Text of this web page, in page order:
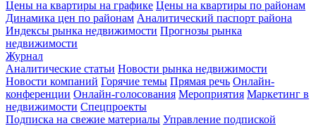
Цены на квартиры на графике Цены на квартиры по районам
Динамика цен по районам Аналитический паспорт района
Индексы рынка недвижимости Прогнозы рынка
недвижимости
Журнал
Аналитические статьи Новости рынка недвижимости
Новости компаний Горячие темы Прямая речь Онлайн-
конференции Онлайн-голосования Мероприятия Маркетинг в
недвижимости Спецпроекты
Подписка на свежие материалы Управление подпиской